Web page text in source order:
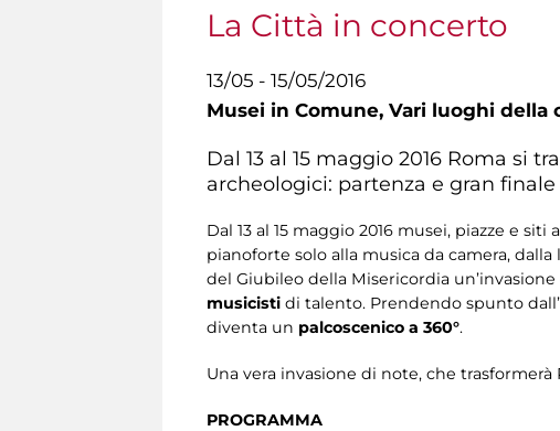
La Città in concerto
13/05 - 15/05/2016
Musei in Comune, Vari luoghi della
Dal 13 al 15 maggio 2016 Roma si
archeologici: partenza e gran
Dal 13 al 15 maggio 2016 musei, piazze e
pianoforte solo alla musica da camera,
del Giubileo della Misericordia un’invasione
musicisti di talento. Prendendo spunto
diventa un palcoscenico a 360°.
Una vera invasione di note, che
PROGRAMMA